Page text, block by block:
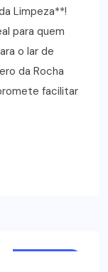
Limpeza**!
para quem
o lar de
da Rocha
facilitar